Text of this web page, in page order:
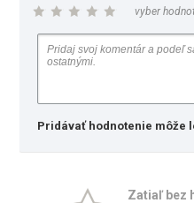
vyber
Pridávať hodnotenie môže
Zatiaľ bez